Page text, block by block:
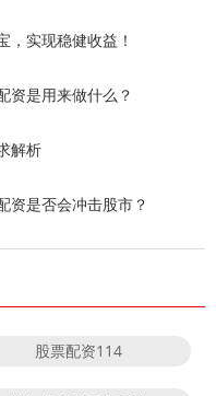
，实现稳健收益！
资是用来做什么？
解析
资是否会冲击股市？
股票配资114